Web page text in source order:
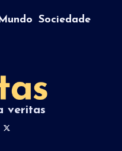
Mundo Sociedade
veritas